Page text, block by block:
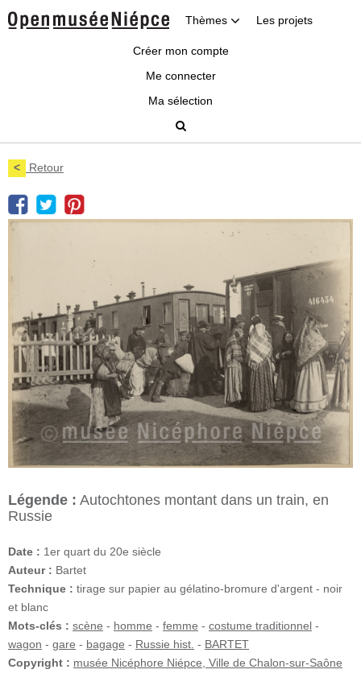
Thèmes Les projets
Créer mon compte
Me connecter
Ma sélection
< Retour
Légende : Autochtones montant dans un train, en
Russie
Date : 1er quart du 20e siècle
Auteur : Bartet
Technique : tirage sur papier au gélatino-bromure d'argent - noir
et blanc
Mots-clés : scène - homme - femme - costume traditionnel -
wagon - gare - bagage - Russie hist. - BARTET
Copyright : musée Nicéphore Niépce, Ville de Chalon-sur-Saône